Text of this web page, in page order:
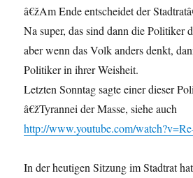
â€žAm Ende entscheidet der
Na super, das sind dann die Politiker
aber wenn das Volk anders denkt,
Politiker in ihrer Weisheit.
Letzten Sonntag sagte einer dieser
â€žTyrannei der Masse, siehe auch
http://www.youtube.com/
In der heutigen Sitzung im Stadtrat